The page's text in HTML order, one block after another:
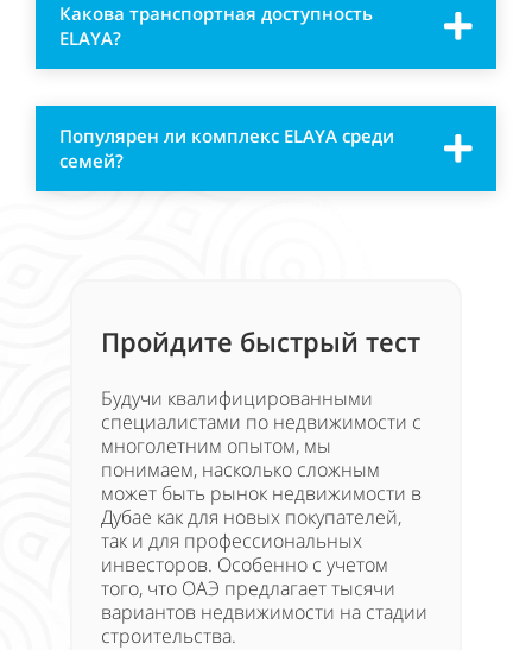
Какова транспортная доступность
ELAYA?
Популярен ли комплекс ELAYA среди
семей?
Пройдите быстрый тест
Будучи квалифицированными
специалистами по недвижимости с
многолетним опытом, мы
понимаем, насколько сложным
может быть рынок недвижимости в
Дубае как для новых покупателей,
так и для профессиональных
инвесторов. Особенно с учетом
того, что ОАЭ предлагает тысячи
вариантов недвижимости на стадии
строительства.